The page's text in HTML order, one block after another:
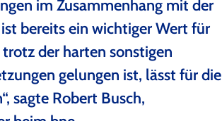
im Zusammenhang mit der
bereits ein wichtiger Wert für
trotz der harten sonstigen
gelungen ist, lässt für die
sagte Robert Busch,